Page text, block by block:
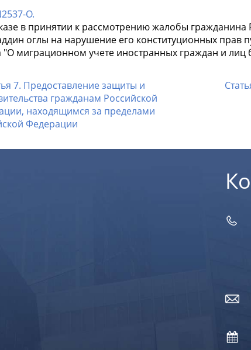
О.
в принятии к рассмотрению жалобы
оглы на нарушение его конституционных прав
"О миграционном учете иностранных граждан и лиц
7. Предоставление защиты и
гражданам Российской
находящимся за пределами
Федерации